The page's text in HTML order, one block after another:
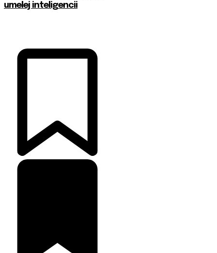
umelej inteligencii